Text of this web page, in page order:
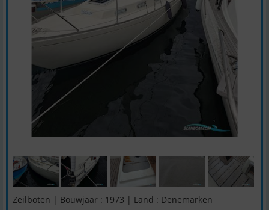
Zeilboten | Bouwjaar : 1973 | Land : Denemarken